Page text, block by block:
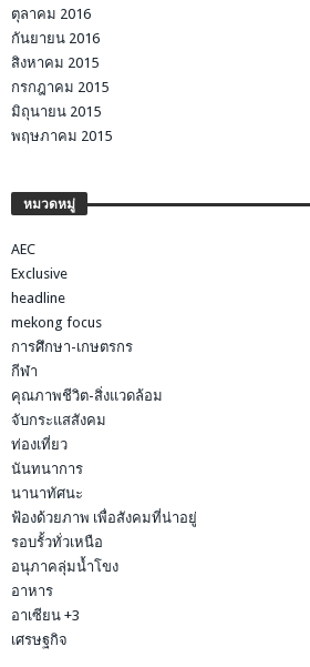
ตุลาคม 2016
กันยายน 2016
สิงหาคม 2015
กรกฎาคม 2015
มิถุนายน 2015
พฤษภาคม 2015
หมวดหมู่
AEC
Exclusive
headline
mekong focus
การศึกษา-เกษตรกร
กีฬา
คุณภาพชีวิต-สิ่งแวดล้อม
จับกระแสสังคม
ท่องเที่ยว
นันทนาการ
นานาทัศนะ
ฟ้องด้วยภาพ เพื่อสังคมที่น่าอยู่
รอบรั้วทั่วเหนือ
อนุภาคลุ่มน้ำโขง
อาหาร
อาเซียน +3
เศรษฐกิจ